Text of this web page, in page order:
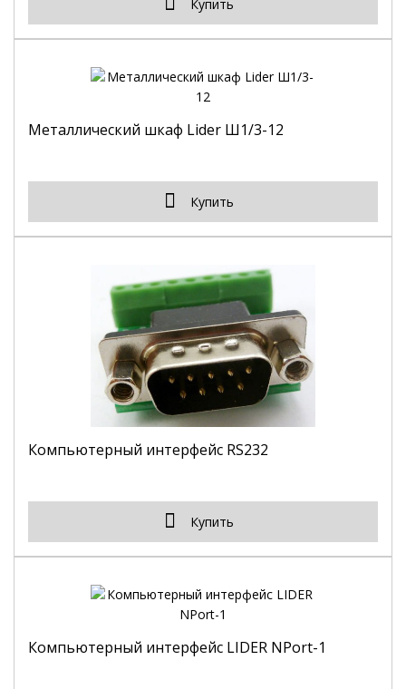
Купить
Металлический шкаф Lider Ш1/3-12
Купить
Компьютерный интерфейс RS232
Купить
Компьютерный интерфейс LIDER NPort-1